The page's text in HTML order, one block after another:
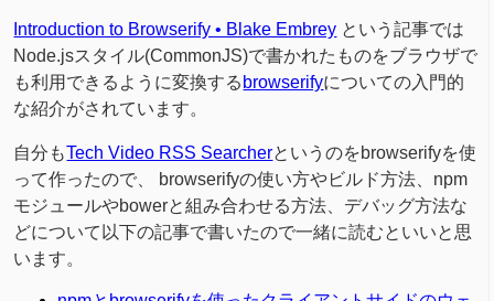
Introduction to Browserify • Blake Embrey という記事では
Node.jsスタイル(CommonJS)で書かれたものをブラウザで
も利用できるように変換する browserifyについての入門的
な紹介がされています。
自分もTech Video RSS Searcherというのをbrowserifyを使
って作ったので、 browserifyの使い方やビルド方法、npm
モジュールやbowerと組み合わせる方法、デバッグ方法な
どについて以下の記事で書いたので一緒に読むといいと思
います。